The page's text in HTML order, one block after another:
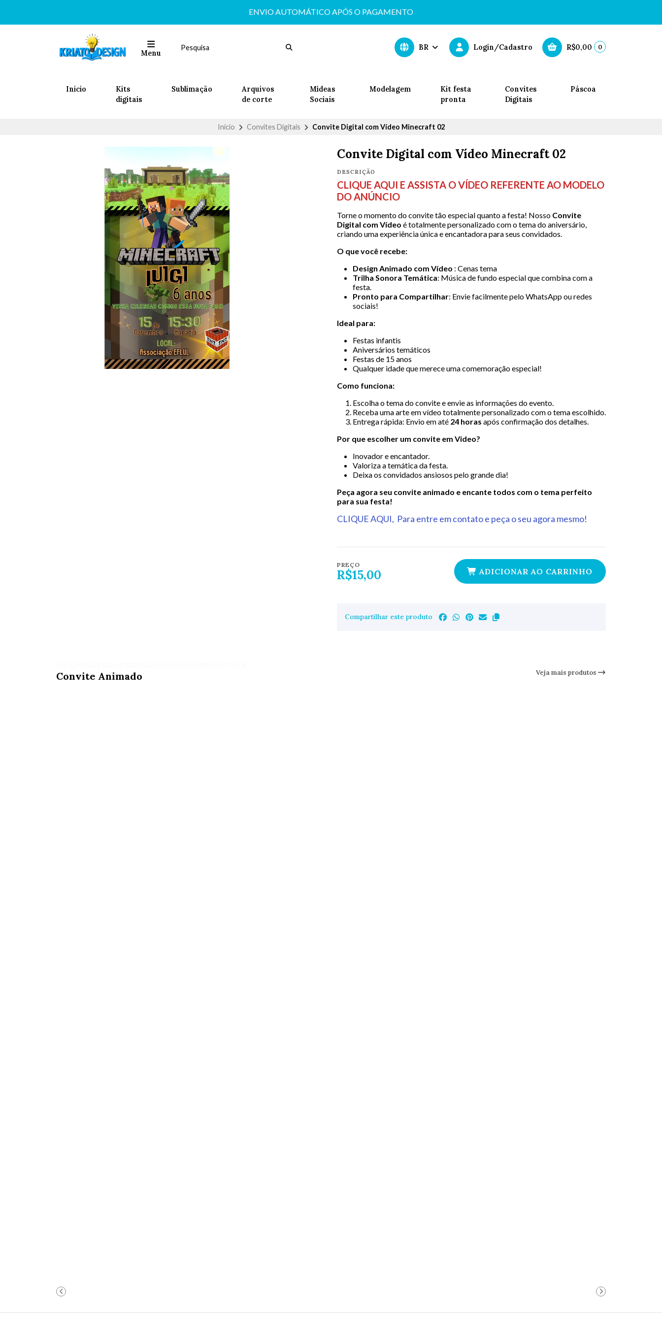
ENVIO AUTOMÁTICO APÓS O PAGAMENTO
Menu
BR Login/Cadastro R$0,00 0
Inicio
Kits
digitais
Sublimação
Arquivos
de corte
Mídeas
Sociais
Modelagem
Kit festa
pronta
Convites
Digitais
Páscoa
Início Convites Digitais Convite Digital com Vídeo Minecraft 02
Convite Digital com Vídeo Minecraft 02
DESCRIÇÃO
CLIQUE AQUI E ASSISTA O VÍDEO REFERENTE AO MODELO
DO ANÚNCIO
Torne o momento do convite tão especialquanto a festa! Nosso Convite
Digital com Vídeo é totalmente personalizado com o tema do aniversário,
criando uma experiência única e encantadora para seus convidados.
O que você recebe:
Design Animado com Vídeo : Cenas tema
Trilha Sonora Temática: Música de fundo especial que combina com a
festa.
Pronto para Compartilhar: Envie facilmente pelo WhatsApp ou redes
sociais!
Ideal para:
Festas infantis
Aniversários temáticos
Festas de 15 anos
Qualquer idade que merece uma comemoração especial!
Como funciona:
Escolha o tema do convite e envie as informações do evento.
Receba uma arte em vídeo totalmente personalizado com o tema escolhido.
Entrega rápida: Envio em até 24 horas após confirmação dos detalhes.
Por que escolher um convite em Video?
Inovador e encantador.
Valoriza a temática da festa.
Deixa os convidados ansiosos pelo grande dia!
Peça agora seu convite animado e encante todos com o tema perfeito
para sua festa!
CLIQUE AQUI, Para entre em contato e peça o seu agora mesmo!
PREÇO
R$15,00 ADICIONAR AO CARRINHO
Compartilhar este produto
Convite Animado Veja mais produtos